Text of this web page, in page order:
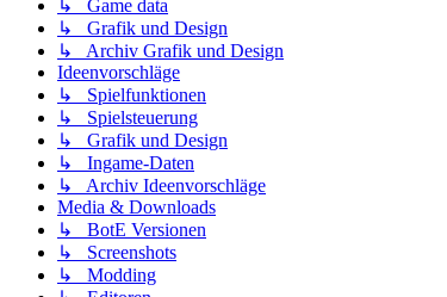
↳ Game data
↳ Grafik und Design
↳ Archiv Grafik und Design
Ideenvorschläge
↳ Spielfunktionen
↳ Spielsteuerung
↳ Grafik und Design
↳ Ingame-Daten
↳ Archiv Ideenvorschläge
Media & Downloads
↳ BotE Versionen
↳ Screenshots
↳ Modding